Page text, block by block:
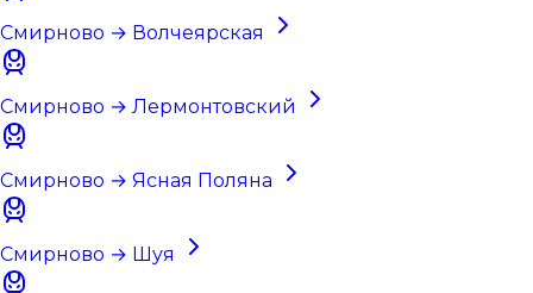
Смирново → Волчеярская
Смирново → Лермонтовский
Смирново → Ясная Поляна
Смирново → Шуя